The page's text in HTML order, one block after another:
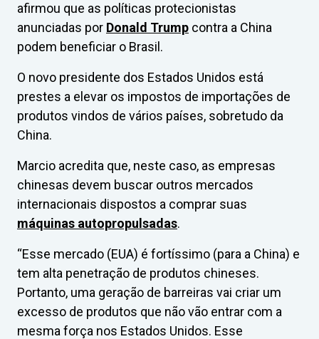
afirmou que as políticas protecionistas
anunciadas por Donald Trump contra a China
podem beneficiar o Brasil.
O novo presidente dos Estados Unidos está
prestes a elevar os impostos de importações de
produtos vindos de vários países, sobretudo da
China.
Marcio acredita que, neste caso, as empresas
chinesas devem buscar outros mercados
internacionais dispostos a comprar suas
máquinas autopropulsadas.
“Esse mercado (EUA) é fortíssimo (para a China) e
tem alta penetração de produtos chineses.
Portanto, uma geração de barreiras vai criar um
excesso de produtos que não vão entrar com a
mesma força nos Estados Unidos. Esse